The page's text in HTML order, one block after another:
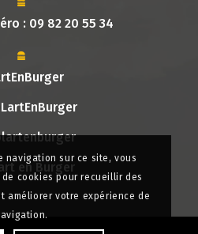
: 09 82 20 55 34
en Burger
navigation sur ce site, vous
cookies pour recueillir des
améliorer votre expérience de